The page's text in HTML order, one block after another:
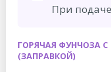
При
ГОРЯЧАЯ ФУНЧОЗА
(ЗАПРАВКОЙ)